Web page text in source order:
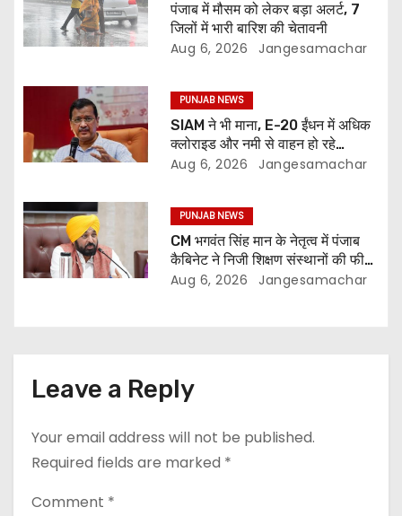
पंजाब में मौसम को लेकर बड़ा अलर्ट, 7
जिलों में भारी बारिश की चेतावनी
Aug 6, 2026 Jangesamachar
PUNJAB NEWS
SIAM ने भी माना, E-20 ईंधन में अधिक
क्लोराइड और नमी से वाहन हो रहे
प्रभावित: अरविंद केजरीवाल
Aug 6, 2026 Jangesamachar
PUNJAB NEWS
CM भगवंत सिंह मान के नेतृत्व में पंजाब
कैबिनेट ने निजी शिक्षण संस्थानों की फीस
नियमन (संशोधन) विधेयक-2026 को
Aug 6, 2026 Jangesamachar
Leave a Reply
Your email address will not be published.
Required fields are marked *
Comment *